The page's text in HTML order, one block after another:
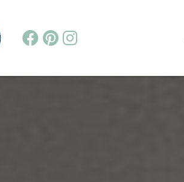
NAVIGATION